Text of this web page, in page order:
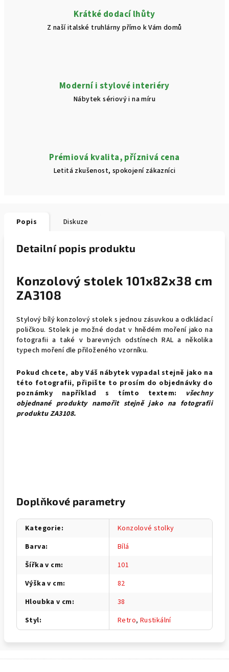
Krátké dodací lhůty
Z naší italské truhlárny přímo k Vám domů
Moderní i stylové interiéry
Nábytek sériový i na míru
Prémiová kvalita, příznivá cena
Letitá zkušenost, spokojení zákazníci
Popis Diskuze
Detailní popis produktu
Konzolový stolek 101x82x38 cm
ZA3108
Stylový bílý konzolový stolek s jednou zásuvkou a odkládací
poličkou. Stolek je možné dodat v hnědém moření jako na
fotografii a také v barevných odstínech RAL a několika
typech moření dle přiloženého vzorníku.
Pokud chcete, aby Váš nábytek vypadal stejně jako na
této fotografii, připište to prosím do objednávky do
poznámky například s tímto textem: všechny
objednané produkty namořit stejně jako na fotografii
produktuZA3108.
Doplňkové parametry
Kategorie:
Konzolové stolky
Barva:
Bílá
Šířka v cm:
101
Výška v cm:
82
Hloubka v cm:
38
Styl: Retro, Rustikální